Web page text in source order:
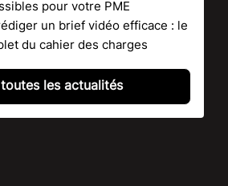
pour votre PME
un brief vidéo efficace : le
du cahier des charges
les actualités